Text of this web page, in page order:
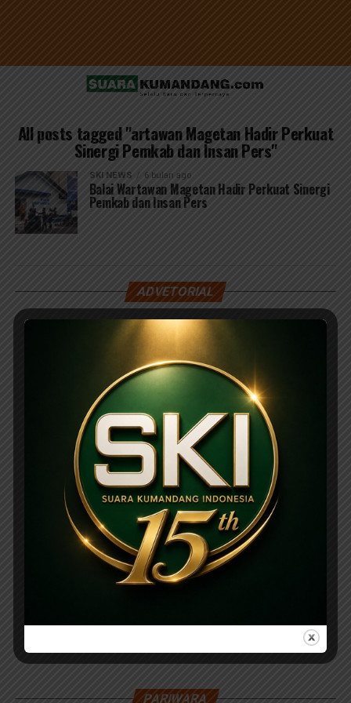
All posts tagged "artawan Magetan Hadir Perkuat
Sinergi Pemkab dan Insan Pers"
SKI NEWS 6 bulan ago
Balai Wartawan Magetan Hadir Perkuat Sinergi
Pemkab dan Insan Pers
ADVETORIAL
PARIWARA